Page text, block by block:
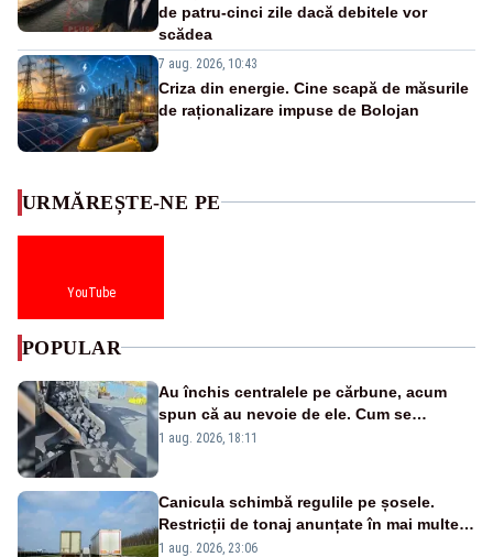
de patru-cinci zile dacă debitele vor
scădea
7 aug. 2026, 10:43
Criza din energie. Cine scapă de măsurile
de raționalizare impuse de Bolojan
URMĂREȘTE-NE PE
YouTube
POPULAR
Au închis centralele pe cărbune, acum
spun că au nevoie de ele. Cum se
pasează vina în plină criză energetică
1 aug. 2026, 18:11
Canicula schimbă regulile pe șosele.
Restricții de tonaj anunțate în mai multe
județe
1 aug. 2026, 23:06